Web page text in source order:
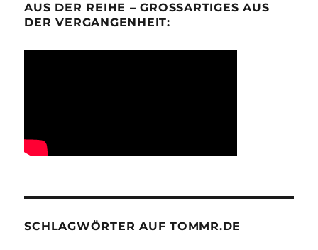
AUS DER REIHE – GROSSARTIGES AUS D
ER VERGANGENHEIT:
SCHLAGWÖRTER AUF TOMMR.DE